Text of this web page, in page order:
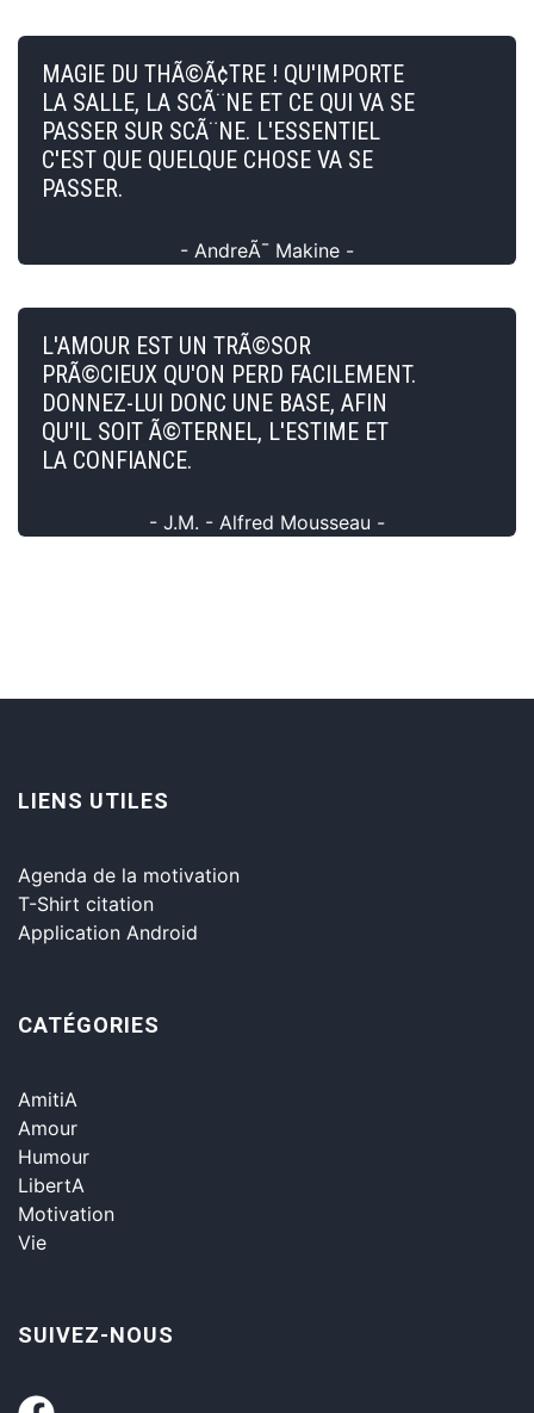
MAGIE DU THÃ©Ã¢TRE ! QU'IMPORTE
LA SALLE, LA SCÃ¨NE ET CE QUI VA SE
PASSER SUR SCÃ¨NE. L'ESSENTIEL
C'EST QUE QUELQUE CHOSE VA SE
PASSER.
- AndreÃ¯ Makine -
L'AMOUR EST UN TRÃ©SOR
PRÃ©CIEUX QU'ON PERD FACILEMENT.
DONNEZ-LUI DONC UNE BASE, AFIN
QU'IL SOIT Ã©TERNEL, L'ESTIME ET
LA CONFIANCE.
- J.M. - Alfred Mousseau -
LIENS UTILES
Agenda de la motivation
T-Shirt citation
Application Android
CATÉGORIES
AmitiA
Amour
Humour
LibertA
Motivation
Vie
SUIVEZ-NOUS